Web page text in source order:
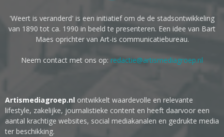
'Weert is veranderd' is een initiatief om de de stadsontwikkeling
van 1890 tot ca. 1990 in beeld te presenteren. Een idee van Bart
Maes oprichter van Art-is communicatiebureau.
Neem contact met ons op: redactie@artismediagroep.nl
Artismediagroep.nl ontwikkelt waardevolle en relevante
lifestyle, zakelijke, journalistieke content en heeft daarvoor een
aantal krachtige websites, social mediakanalen en gedrukte media
ter beschikking.